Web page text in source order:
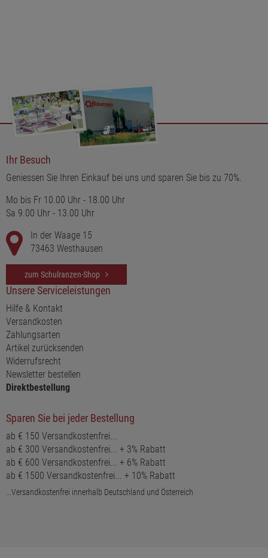
Ihr Besuch
Geniessen Sie Ihren Einkauf bei uns und sparen Sie bis zu 70%.
Mo bis Fr 10.00 Uhr - 18.00 Uhr
Sa 9.00 Uhr - 13.00 Uhr
In der Waage 15
73463 Westhausen
zum Schulranzen-Shop
Unsere Serviceleistungen
Hilfe & Kontakt
Versandkosten
Zahlungsarten
Artikel zurücksenden
Widerrufsrecht
Newsletter bestellen
Direktbestellung
Sparen Sie bei jeder Bestellung
ab € 150 Versandkostenfrei...
ab € 300 Versandkostenfrei... + 3% Rabatt
ab € 600 Versandkostenfrei... + 6% Rabatt
ab € 1500 Versandkostenfrei... + 10% Rabatt
...Versandkostenfrei innerhalb Deutschland und Österreich